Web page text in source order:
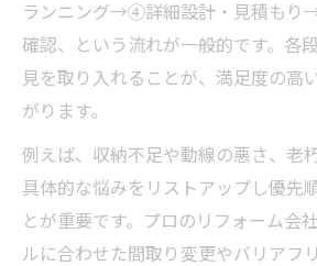
ランニング→④詳細設計・見積も
確認、という流れが一般的です。各
見を取り入れることが、満足度の高
がります。
例えば、収納不足や動線の悪さ、老
具体的な悩みをリストアップし優先
とが重要です。プロのリフォーム会
ルに合わせた間取り変更やバリアフ